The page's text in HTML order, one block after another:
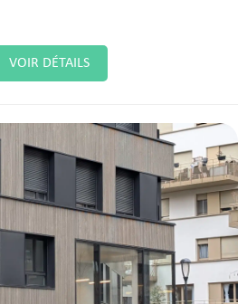
VOIR DÉTAILS